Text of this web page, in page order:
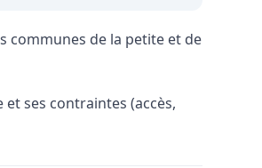
communes de la petite et de
ses contraintes (accès,